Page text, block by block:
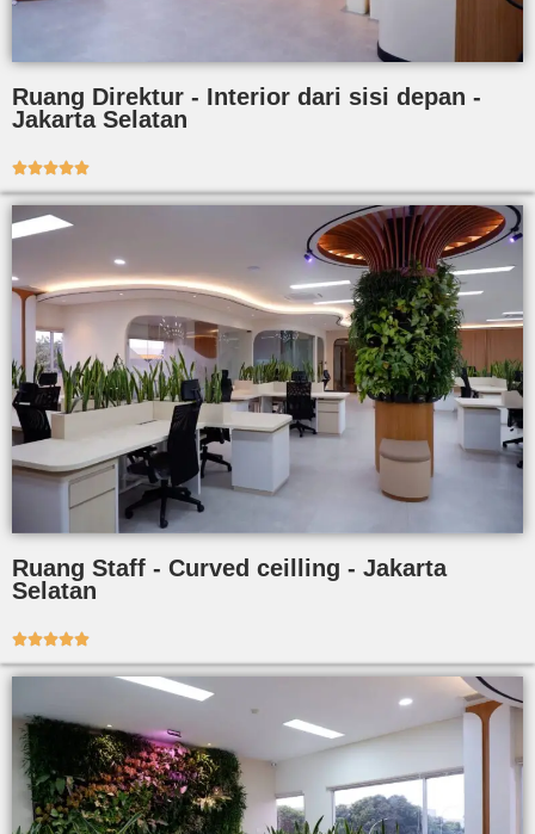
Ruang Direktur - Interior dari sisi depan -
Jakarta Selatan

Ruang Staff - Curved ceilling - Jakarta
Selatan
